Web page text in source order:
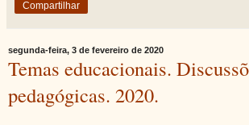
Compartilhar
segunda-feira, 3 de fevereiro de 2020
Temas educacionais.
pedagógicas. 2020.